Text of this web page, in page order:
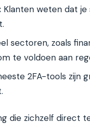
Klanten weten dat
sectoren, zoals
te voldoen aan
2FA-tools zijn
die zichzelf direct